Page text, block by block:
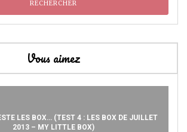
Vous aimez
LES BOX… (TEST 4 : LES BOX DE JUILLET
2013 – MY LITTLE BOX)